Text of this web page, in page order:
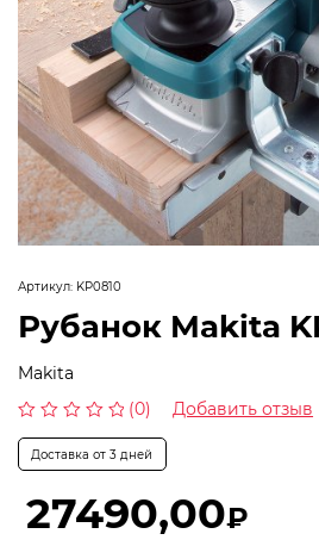
Артикул: KP0810
Рубанок Makita
Makita
из
(0) Добавить отзыв
Доставка от 3 дней
27490,00₽